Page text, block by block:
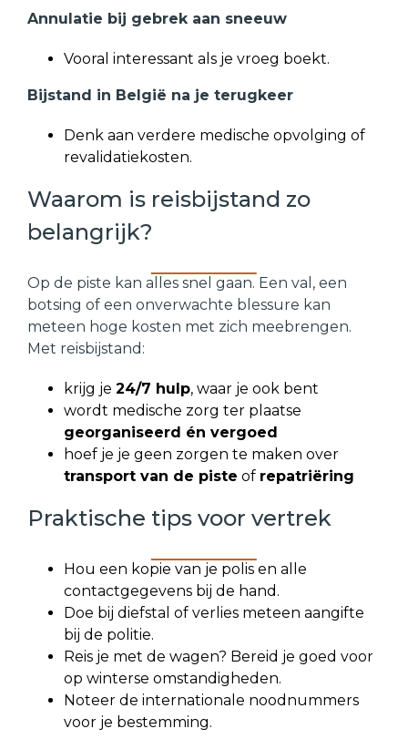
Annulatie bij gebrek aan sneeuw
Vooral interessant als je vroeg boekt.
Bijstand in België na je terugkeer
Denk aan verdere medische opvolging of
revalidatiekosten.
Waarom is reisbijstand zo
belangrijk?
Op de piste kan alles snel gaan. Een val, een
botsing of een onverwachte blessure kan
meteen hoge kosten met zich meebrengen.
Met reisbijstand:
krijg je 24/7 hulp, waar je ook bent
wordt medische zorg ter plaatse
georganiseerd én vergoed
hoef je je geen zorgen te maken over
transport van de piste of repatriëring
Praktische tips voor vertrek
Hou een kopie van je polis en alle
contactgegevens bij de hand.
Doe bij diefstal of verlies meteen aangifte
bij de politie.
Reis je met de wagen? Bereid je goed voor
op winterse omstandigheden.
Noteer de internationale noodnummers
voor je bestemming.